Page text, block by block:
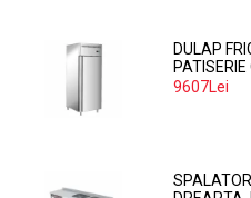
DULAP
9607Lei